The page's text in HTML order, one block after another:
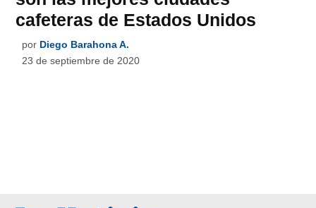
cafeteras de Estados Unidos
por Diego Barahona A.
23 de septiembre de 2020